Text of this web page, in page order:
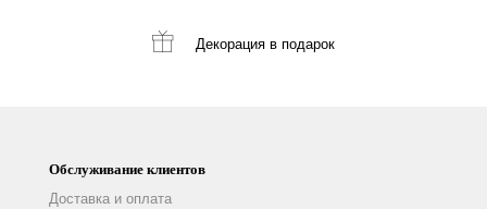
Декорация в подарок
Обслуживание клиентов
Доставка и оплата